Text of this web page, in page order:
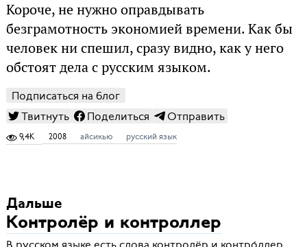
Короче, не нужно оправдывать
безграмотность экономией времени. Как бы
человек ни спешил, сразу видно, как у него
обстоят дела с русским языком.
Подписаться на блог
Твитнуть
Поделиться Отправить
9,4K 2008 айсикью русский язык
Дальше
Контролёр и контроллер